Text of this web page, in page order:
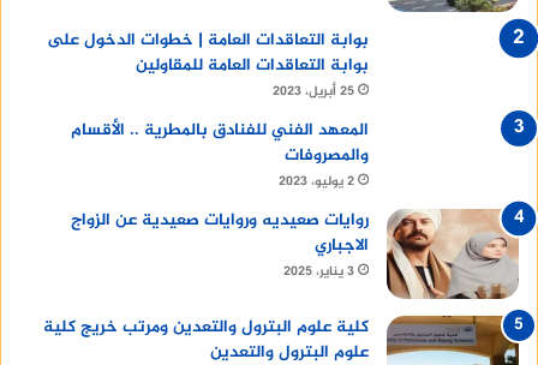
بوابة التعاقدات العامة | خطوات الدخول على
بوابة التعاقدات العامة للمقاولين
25 أبريل، 2023
المعهد الفني للفنادق بالمطرية .. الأقسام
والمصروفات
2 يوليو، 2023
روايات صعيديه وروايات صعيدية عن الزواج
الاجباري
3 يناير، 2025
كلية علوم البترول والتعدين ومرتب خريج كلية
علوم البترول والتعدين